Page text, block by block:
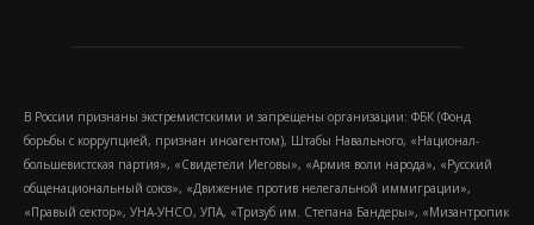
В России признаны экстремистскими и запрещены организации: ФБК (Фонд
борьбы с коррупцией, признан иноагентом), Штабы Навального, «Национал-
большевистская партия», «Свидетели Иеговы», «Армия воли народа», «Русский
общенациональный союз», «Движение против нелегальной иммиграции»,
«Правый сектор», УНА-УНСО, УПА, «Тризуб им. Степана Бандеры», «Мизантропик